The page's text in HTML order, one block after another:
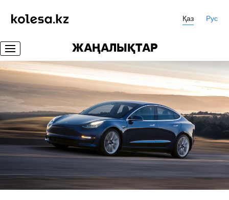
Қаз Рус
ЖАҢАЛЫҚТАР